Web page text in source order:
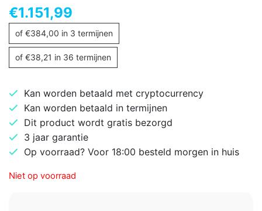
€1.151,99
of €384,00 in 3 termijnen
of €38,21 in 36 termijnen
Kan worden betaald met cryptocurrency
Kan worden betaald in termijnen
Dit product wordt gratis bezorgd
3 jaar garantie
Op voorraad? Voor 18:00 besteld morgen in huis
Niet op voorraad